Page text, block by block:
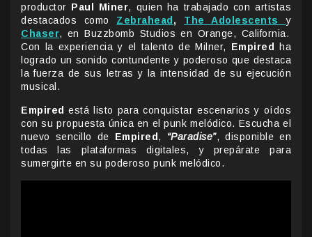
productor Paul Miner, quien ha trabajado con artistas
destacados como Zebrahead , The Adolescentsy
Chaser, en Buzzbomb Studios en Orange, California.
Con la experiencia y el talento de Milner, Empired
ha
logrado un sonido contundente y poderoso que destaca
la fuerza de sus letras y la intensidad de su ejecución
musical.
Empired está listo para conquistar escenarios y oídos
con su propuesta única en el punk melódico. Escucha el
nuevo sencillo de Empired , “Paradise”, disponible en
todas las plataformas digitales, y prepárate para
sumergirte en su poderoso punk melódico.